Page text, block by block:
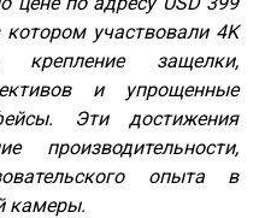
участвовали 4K
крепление защелки,
и упрощенные
Эти достижения
производительности,
опыта в
камеры.